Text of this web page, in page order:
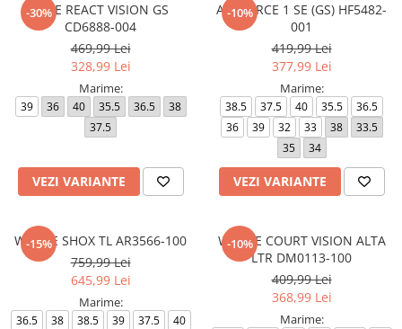
-30%
NIKE REACT VISION GS
CD6888-004
469,99 Lei
328,99 Lei
Marime:
39 36 40 35.5 36.5
38
37.5
VEZI VARIANTE
-10%
AIR FORCE 1 SE (GS) HF5482-
001
419,99 Lei
377,99 Lei
Marime:
38.5 37.5 40 35.5
36.5
36
39 32 33 38
33.5
35
34
VEZI VARIANTE
-15%
W NIKE SHOX TL AR3566-100
759,99 Lei
645,99 Lei
Marime:
36.5 38 38.5 39 37.5
40
-10%
W NIKE COURT VISION ALTA
LTR DM0113-100
409,99 Lei
368,99 Lei
Marime: